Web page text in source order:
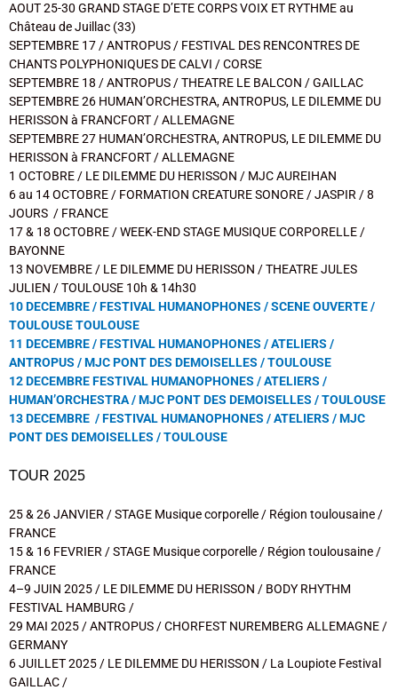
AOUT 25-30 GRAND STAGE D’ETE CORPS VOIX ET RYTHME au
Château de Juillac (33)
SEPTEMBRE 17 / ANTROPUS / FESTIVAL DES RENCONTRES DE
CHANTS POLYPHONIQUES DE CALVI / CORSE
SEPTEMBRE 18 / ANTROPUS / THEATRE LE BALCON / GAILLAC
SEPTEMBRE 26 HUMAN’ORCHESTRA, ANTROPUS, LE DILEMME DU
HERISSON à FRANCFORT / ALLEMAGNE
SEPTEMBRE 27 HUMAN’ORCHESTRA, ANTROPUS, LE DILEMME DU
HERISSON à FRANCFORT / ALLEMAGNE
1 OCTOBRE / LE DILEMME DU HERISSON / MJC AUREIHAN
6 au 14 OCTOBRE / FORMATION CREATURE SONORE / JASPIR / 8
JOURS / FRANCE
17 & 18 OCTOBRE / WEEK-END STAGE MUSIQUE CORPORELLE /
BAYONNE
13 NOVEMBRE / LE DILEMME DU HERISSON / THEATRE JULES
JULIEN / TOULOUSE 10h & 14h30
10 DECEMBRE /FESTIVAL HUMANOPHONES / SCENE OUVERTE /
TOULOUSE TOULOUSE
11 DECEMBRE / FESTIVAL HUMANOPHONES / ATELIERS /
ANTROPUS / MJC PONT DES DEMOISELLES / TOULOUSE
12 DECEMBRE FESTIVAL HUMANOPHONES / ATELIERS /
HUMAN’ORCHESTRA / MJC PONT DES DEMOISELLES / TOULOUSE
13 DECEMBRE / FESTIVAL HUMANOPHONES / ATELIERS / MJC
PONT DES DEMOISELLES / TOULOUSE
TOUR 2025
25 & 26 JANVIER / STAGE Musique corporelle / Région toulousaine /
FRANCE
15 & 16 FEVRIER / STAGE Musique corporelle / Région toulousaine /
FRANCE
4–9 JUIN 2025 / LE DILEMME DU HERISSON / BODY RHYTHM
FESTIVAL HAMBURG /
29 MAI 2025 / ANTROPUS / CHORFEST NUREMBERG ALLEMAGNE /
GERMANY
6 JUILLET 2025 / LE DILEMME DU HERISSON / La Loupiote Festival
GAILLAC /